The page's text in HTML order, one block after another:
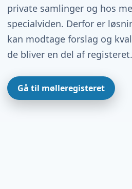
private samlinger og hos
specialviden. Derfor er
kan modtage forslag og
de bliver en del af registeret.
Gå til mølleregisteret